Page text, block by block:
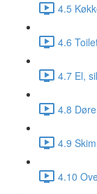
4.5
4.6
4.7 El,
4.8
4.9
4.10